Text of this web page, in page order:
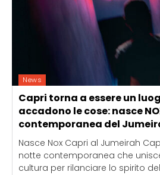
News
Capri torna a essere un
accadono le cose: nasce
contemporanea del
Nasce Nox Capri al Jumeirah
notte contemporanea che
cultura per rilanciare lo spirito